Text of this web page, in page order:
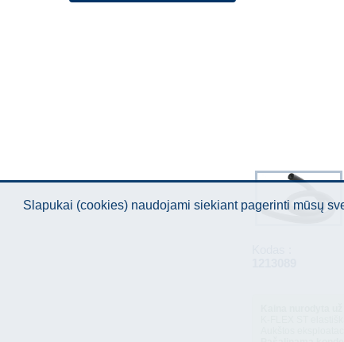
Slapukai (cookies) naudojami siekiant pagerinti mūsų